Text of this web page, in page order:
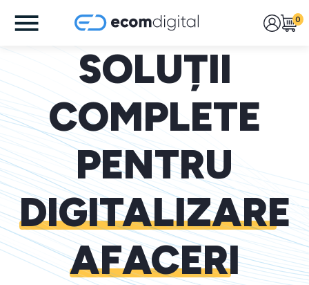
0
SOLUȚII
COMPLETE
PENTRU
DIGITALIZARE
AFACERI